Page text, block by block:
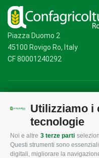
Utilizziamo i
tecnologie
Noi e altre 3 terze parti
Questi strumenti sono
digitali, migliorare la
Piazza Duomo 2
45100 Rovigo Ro, Italy
CF 80001240292
CONFAGRICOLTURA
ROVIGO